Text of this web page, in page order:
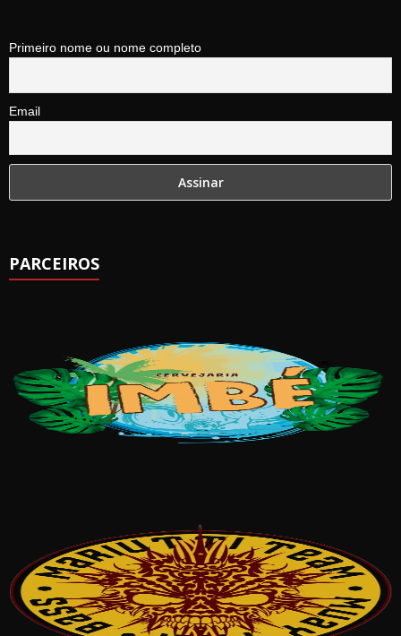
Primeiro nome ou nome completo
Email
PARCEIROS